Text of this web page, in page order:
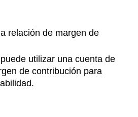
relación de margen de
utilizar una cuenta de
de contribución para